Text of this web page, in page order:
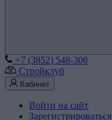
+7 (3852) 548-308
Стройклуб
Кабинет
Войти на сайт
Зарегистрироваться